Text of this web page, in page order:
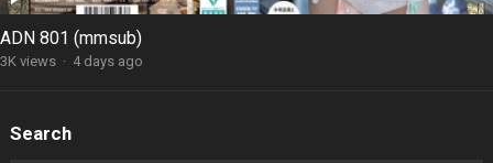
ADN 801 (mmsub)
3K views · 4 days ago
Search